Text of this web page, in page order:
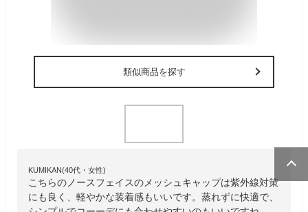
類似商品を探す
KUMIKAN(40代・女性)
こちらのノースフェイスのメッシュキャップは紫外線対策
にも良く、軽やかな装着感もいいです。蒸れずに快適で、